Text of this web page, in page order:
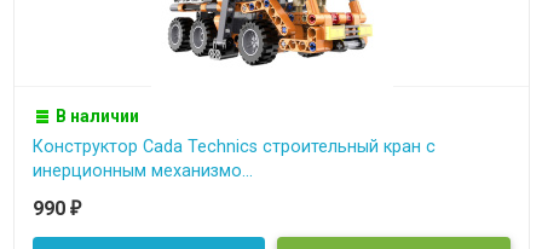
В наличии
Конструктор Cada Technics строительный кран c
инерционным механизмо...
990 ₽